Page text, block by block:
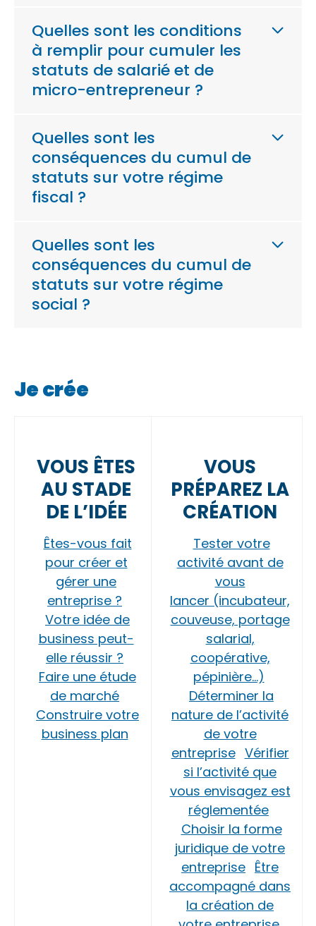
Quelles sont les conditions
à remplir pour cumuler les
statuts de salarié et de
micro-entrepreneur ?
Quelles sont les
conséquences du cumul de
statuts sur votre régime
fiscal ?
Quelles sont les
conséquences du cumul de
statuts sur votre régime
social ?
Je crée
VOUS ÊTES
AU STADE
DE L’IDÉE
Êtes-vous fait
pour créer et
gérer une
entreprise ?
Votre idée de
business peut-
elle réussir ?
Faire une étude
de marché
Construire votre
business plan
VOUS
PRÉPAREZ LA
CRÉATION
Tester votre
activité avant de
vous
lancer (incubateur,
couveuse, portage
salarial,
coopérative,
pépinière…)
Déterminer la
nature de l’activité
de votre
entreprise Vérifier
si l’activité que
vous envisagez est
réglementée
Choisir la forme
juridique de votre
entreprise Être
accompagné dans
la création de